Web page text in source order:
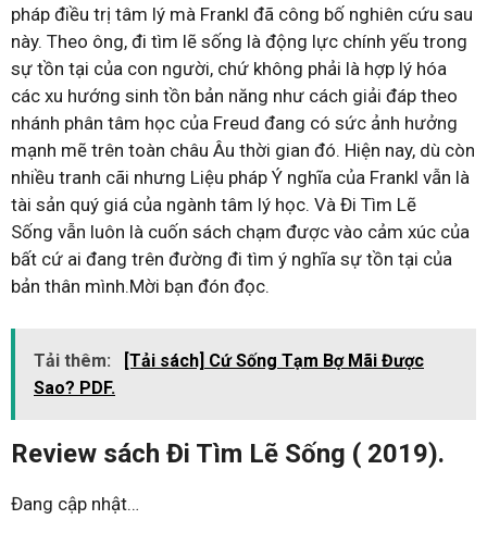
pháp điều trị tâm lý mà Frankl đã công bố nghiên cứu sau
này. Theo ông, đi tìm lẽ sống là động lực chính yếu trong
sự tồn tại của con người, chứ không phải là hợp lý hóa
các xu hướng sinh tồn bản năng như cách giải đáp theo
nhánh phân tâm học của Freud đang có sức ảnh hưởng
mạnh mẽ trên toàn châu Âu thời gian đó. Hiện nay, dù còn
nhiều tranh cãi nhưng Liệu pháp Ý nghĩa của Frankl vẫn là
tài sản quý giá của ngành tâm lý học. Và Đi Tìm Lẽ
Sống vẫn luôn là cuốn sách chạm được vào cảm xúc của
bất cứ ai đang trên đường đi tìm ý nghĩa sự tồn tại của
bản thân mình.Mời bạn đón đọc.
Tải thêm:
[Tải sách] Cứ Sống Tạm Bợ Mãi Được
Sao? PDF.
Review sách Đi Tìm Lẽ Sống ( 2019).
Đang cập nhật…